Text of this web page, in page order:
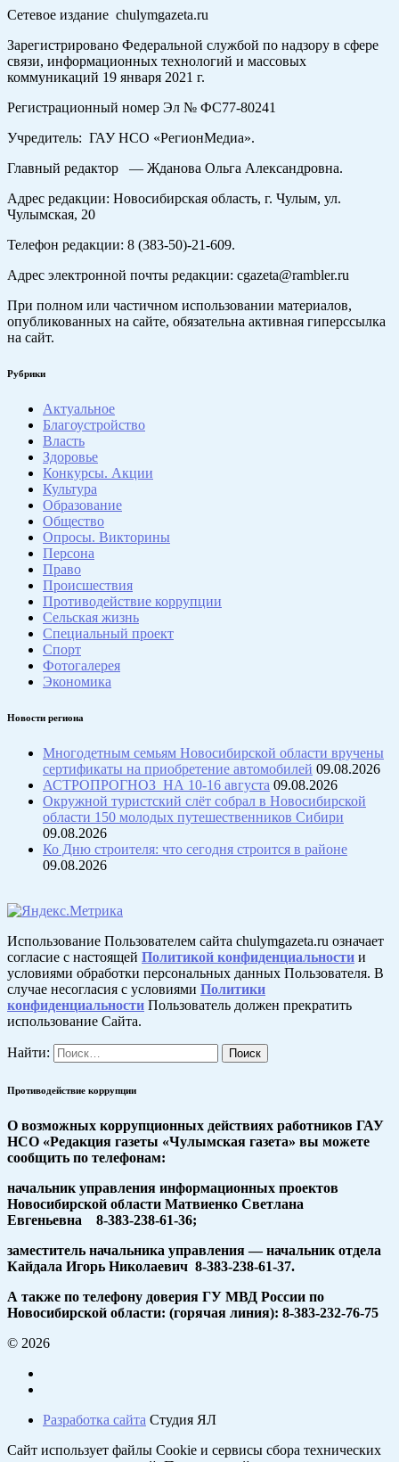
Сетевое издание chulymgazeta.ru
Зарегистрировано Федеральной службой по надзору в сфере
связи, информационных технологий и массовых
коммуникаций 19 января 2021 г.
Регистрационный номер Эл № ФС77-80241
Учредитель: ГАУ НСО «РегионМедиа».
Главный редактор — Жданова Ольга Александровна.
Адрес редакции: Новосибирская область, г. Чулым, ул.
Чулымская, 20
Телефон редакции: 8 (383-50)-21-609.
Адрес электронной почты редакции: cgazeta@rambler.ru
При полном или частичном использовании материалов,
опубликованных на сайте, обязательна активная гиперссылка
на сайт.
Рубрики
Актуальное
Благоустройство
Власть
Здоровье
Конкурсы. Акции
Культура
Образование
Общество
Опросы. Викторины
Персона
Право
Происшествия
Противодействие коррупции
Сельская жизнь
Специальный проект
Спорт
Фотогалерея
Экономика
Новости региона
Многодетным семьям Новосибирской области вручены
сертификаты на приобретение автомобилей 09.08.2026
АСТРОПРОГНОЗ НА 10-16 августа 09.08.2026
Окружной туристский слёт собрал в Новосибирской
области 150 молодых путешественников Сибири
09.08.2026
Ко Дню строителя: что сегодня строится в районе
09.08.2026
Использование Пользователем сайта chulymgazeta.ru означает
согласие с настоящей Политикой конфиденциальности и
условиями обработки персональных данных Пользователя. В
случае несогласия с условиями Политики
конфиденциальности Пользователь должен прекратить
использование Сайта.
Найти:
Противодействие коррупции
О возможных коррупционных действиях работников ГАУ
НСО «Редакция газеты «Чулымская газета» вы можете
сообщить по телефонам:
начальник управления информационных проектов
Новосибирской области Матвиенко Светлана
Евгеньевна 8-383-238-61-36;
заместитель начальника управления — начальник отдела
Кайдала Игорь Николаевич 8-383-238-61-37.
А также по телефону доверия ГУ МВД России по
Новосибирской области: (горячая линия): 8-383-232-76-75
© 2026
Разработка сайта Студия ЯЛ
Сайт использует файлы Cookie и сервисы сбора технических